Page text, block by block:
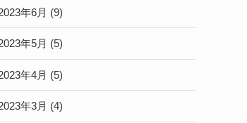
年6月 (9)
年5月 (5)
年4月 (5)
年3月 (4)